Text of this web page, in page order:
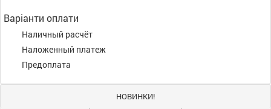
Варіанти оплати
Наличный расчёт
Наложенный платеж
Предоплата
НОВИНКИ!